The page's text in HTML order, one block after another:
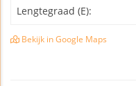
Lengtegraad (E):
Bekijk in Google Maps